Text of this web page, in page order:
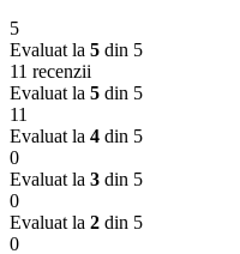
5
Evaluat la 5 din 5
11 recenzii
Evaluat la 5 din 5
11
Evaluat la 4 din 5
0
Evaluat la 3 din 5
0
Evaluat la 2 din 5
0